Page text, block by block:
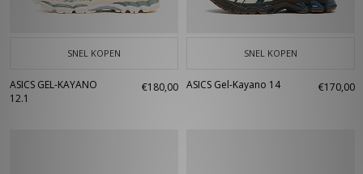
SNEL KOPEN
ASICS GEL-KAYANO
12.1
€180,00
SNEL KOPEN
ASICS Gel-Kayano 14 €170,00